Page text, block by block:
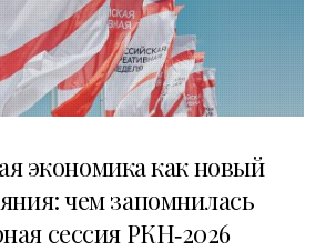
экономика как новый
чем запомнилась
сессия РКН‑2026